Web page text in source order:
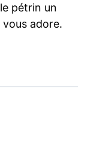
pétrin un
adore.